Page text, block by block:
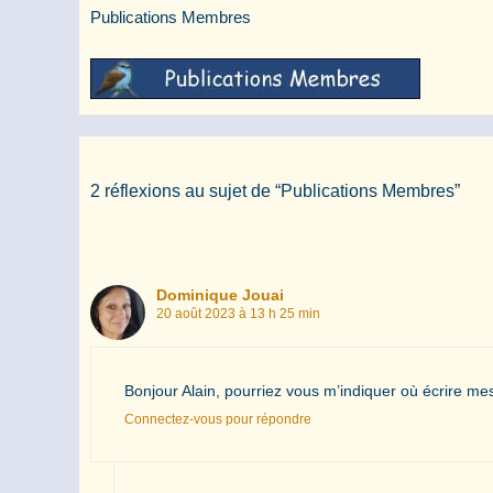
Publications Membres
2 réflexions au sujet de “Publications Membres”
Dominique Jouai
20 août 2023 à 13 h 25 min
Bonjour Alain, pourriez vous m’indiquer où écrire
Connectez-vous pour répondre